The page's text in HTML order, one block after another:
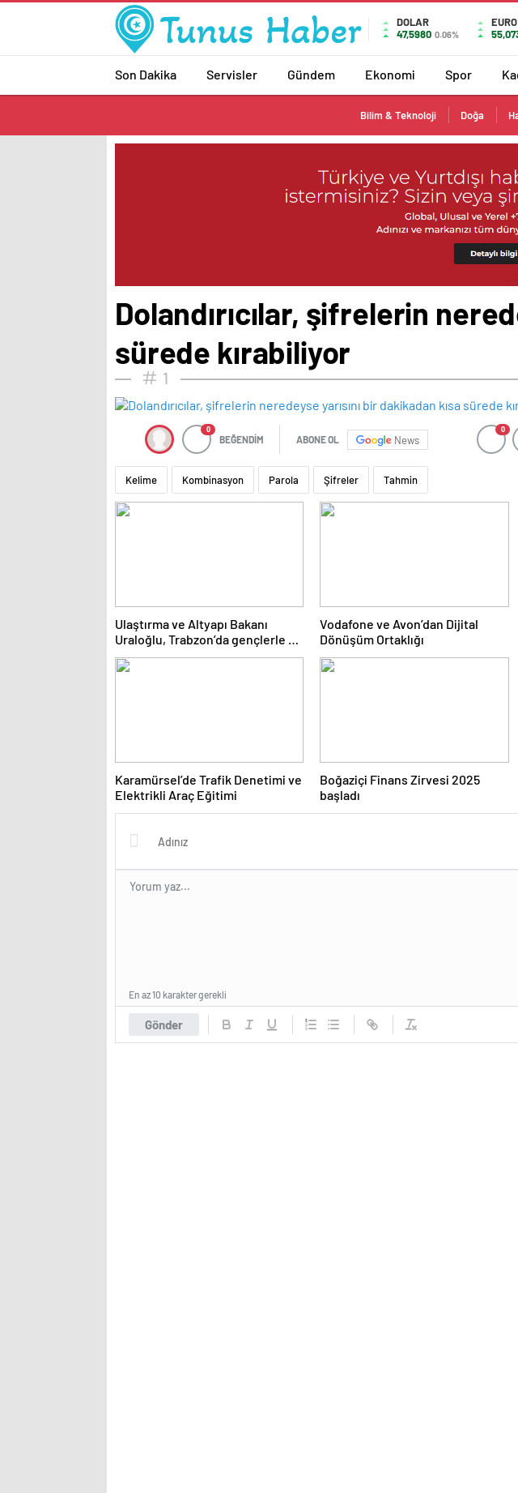
DOLAR
47,5980 0.06%
EURO
Son Dakika Servisler Gündem Ekonomi Spor
Bilim & Teknoloji Doğa
Dolandırıcılar, şifrelerin
sürede kırabiliyor
1
0
BEĞENDİM ABONE OL News
0
Kelime Kombinasyon Parola Şifreler Tahmin
Ulaştırma ve Altyapı Bakanı
Uraloğlu, Trabzon’da gençlerle bir
araya geldi Açıklaması
Vodafone ve Avon’dan Dijital
Dönüşüm Ortaklığı
Karamürsel’de Trafik Denetimi ve
Elektrikli Araç Eğitimi
Boğaziçi Finans Zirvesi 2025
başladı
Gönder
En az 10 karakter gerekli